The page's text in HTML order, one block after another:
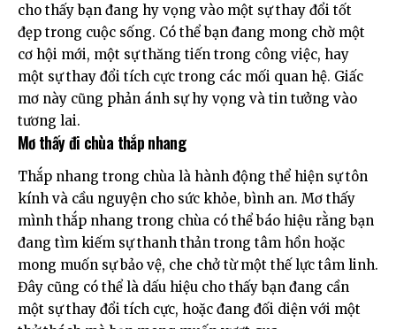
cho thấy bạn đang hy vọng vào một sự thay đổi tốt
đẹp trong cuộc sống. Có thể bạn đang mong chờ một
cơ hội mới, một sự thăng tiến trong công việc, hay
một sự thay đổi tích cực trong các mối quan hệ. Giấc
mơ này cũng phản ánh sự hy vọng và tin tưởng vào
tương lai.
Mơ thấy đi chùa thắp nhang
Thắp nhang trong chùa là hành động thể hiện sự tôn
kính và cầu nguyện cho sức khỏe, bình an. Mơ thấy
mình thắp nhang trong chùa có thể báo hiệu rằng bạn
đang tìm kiếm sự thanh thản trong tâm hồn hoặc
mong muốn sự bảo vệ, che chở từ một thế lực tâm linh.
Đây cũng có thể là dấu hiệu cho thấy bạn đang cần
một sự thay đổi tích cực, hoặc đang đối diện với một